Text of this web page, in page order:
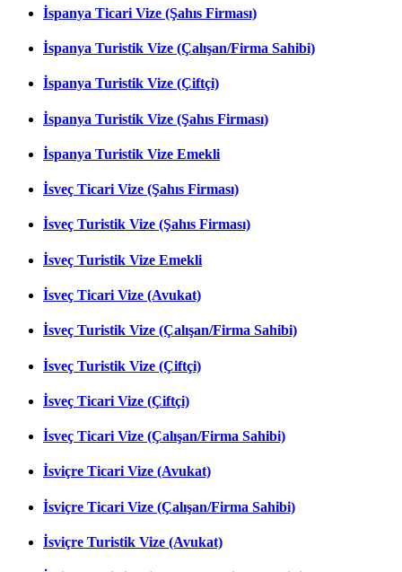
İspanya Ticari Vize (Şahıs Firması)
İspanya Turistik Vize (Çalışan/Firma Sahibi)
İspanya Turistik Vize (Çiftçi)
İspanya Turistik Vize (Şahıs Firması)
İspanya Turistik Vize Emekli
İsveç Ticari Vize (Şahıs Firması)
İsveç Turistik Vize (Şahıs Firması)
İsveç Turistik Vize Emekli
İsveç Ticari Vize (Avukat)
İsveç Turistik Vize (Çalışan/Firma Sahibi)
İsveç Turistik Vize (Çiftçi)
İsveç Ticari Vize (Çiftçi)
İsveç Ticari Vize (Çalışan/Firma Sahibi)
İsviçre Ticari Vize (Avukat)
İsviçre Ticari Vize (Çalışan/Firma Sahibi)
İsviçre Turistik Vize (Avukat)